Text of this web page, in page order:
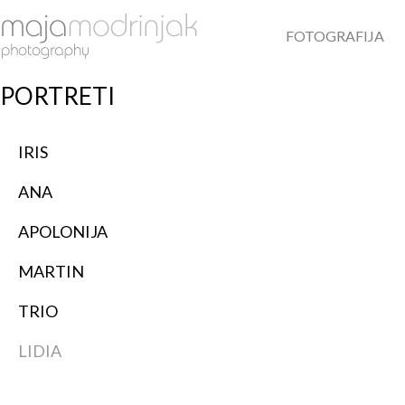
FOTOGRAFIJA
PORTRETI
IRIS
ANA
APOLONIJA
MARTIN
TRIO
LIDIA